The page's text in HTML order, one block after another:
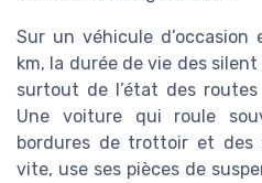
Sur un véhicule
km, la durée de vie des
surtout de l’état des
Une voiture qui roule
bordures de trottoir et des
vite, use ses pièces de